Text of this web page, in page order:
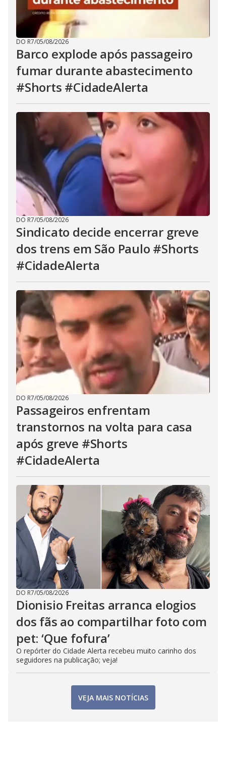
DO R7/05/08/2026
Barco explode após passageiro
fumar durante abastecimento
#Shorts #CidadeAlerta
DO R7/05/08/2026
Sindicato decide encerrar greve
dos trens em São Paulo #Shorts
#CidadeAlerta
DO R7/05/08/2026
Passageiros enfrentam
transtornos na volta para casa
após greve #Shorts
#CidadeAlerta
DO R7/05/08/2026
Dionisio Freitas arranca elogios
dos fãs ao compartilhar foto com
pet: ‘Que fofura’
O repórter do Cidade Alerta recebeu muito carinho dos
seguidores na publicação; veja!
VEJA MAIS NOTÍCIAS